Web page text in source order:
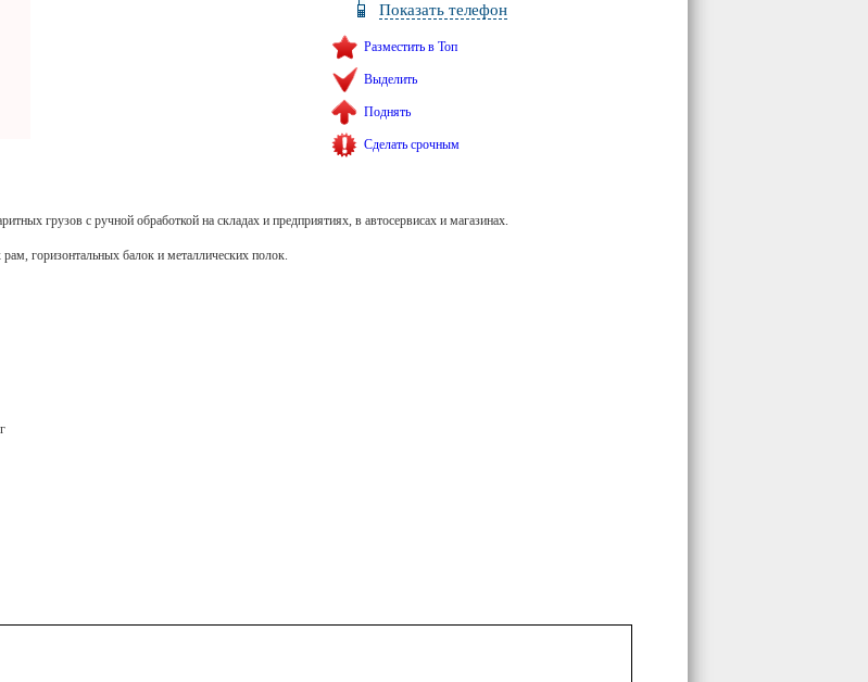
Показать телефон
Разместить в Топ
Выделить
Поднять
Сделать срочным
грузов с ручной обработкой на складах и предприятиях, в автосервисах и магазинах.
горизонтальных балок и металлических полок.